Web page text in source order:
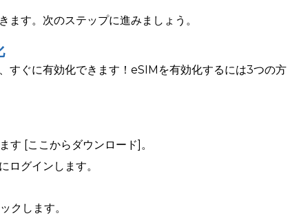
す。次のステップに進みましょう。
すぐに有効化できます！eSIMを有効化するには3つの方
す [ここからダウンロード]。
ログインします。
クします。